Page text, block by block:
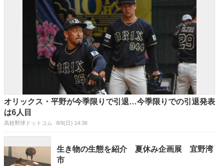
オリックス・平野が今季限りで引退…今季限りでの引退発表
は6人目
高校野球ドットコム 8/9(日) 14:36
生き物の生態を紹介 夏休み企画展 宜野湾
市